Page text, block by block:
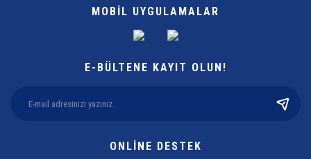
MOBİL UYGULAMALAR
E-BÜLTENE KAYIT OLUN!
ONLİNE DESTEK